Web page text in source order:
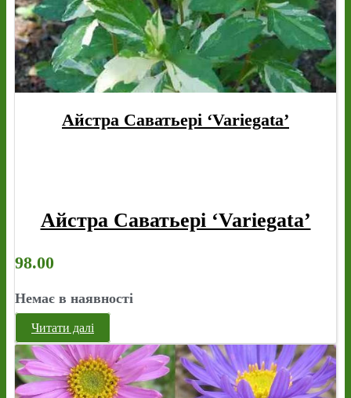
Айстра Саватьері ‘Variegata’
Айстра Саватьері ‘Variegata’
98.00
Немає в наявності
Читати далі